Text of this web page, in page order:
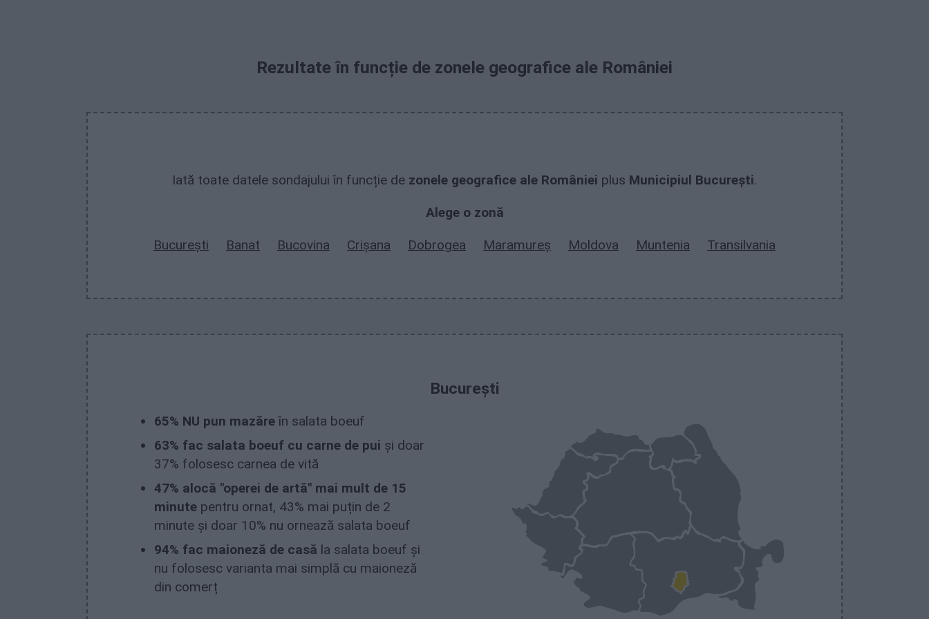
Rezultate în funcție de zonele geografice ale României
Iată toate datele sondajului în funcție de zonele geografice ale României plus Municipiul București.
Alege o zonă
București Banat Bucovina Crișana Dobrogea Maramureș Moldova Muntenia Transilvania
București
65% NU pun mazăreîn salata boeuf
63% fac salata boeuf cu carne de pui și doar
37% folosesc carnea de vită
47% alocă "operei de artă" mai mult de 15
minutepentru ornat, 43% mai puțin de 2
minute și doar 10% nu ornează salata boeuf
94% fac maioneză de casă la salata boeuf și
nu folosesc varianta mai simplă cu maioneză
din comerț